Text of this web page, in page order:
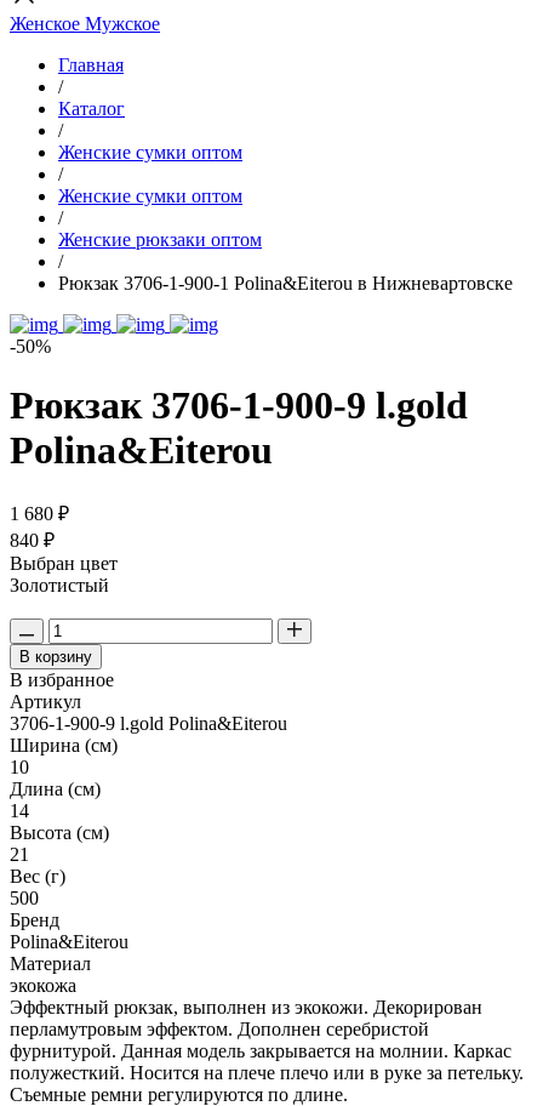
Женское Мужское
Главная
/
Каталог
/
Женские сумки оптом
/
Женские сумки оптом
/
Женские рюкзаки оптом
/
Рюкзак 3706-1-900-1 Polina&Eiterou в Нижневартовске
-50%
Рюкзак 3706-1-900-9 l.gold
Polina&Eiterou
1 680 ₽
840 ₽
Выбран цвет
Золотистый
В корзину
В избранное
Артикул
3706-1-900-9 l.gold Polina&Eiterou
Ширина (см)
10
Длина (см)
14
Высота (см)
21
Вес (г)
500
Бренд
Polina&Eiterou
Материал
экокожа
Эффектный рюкзак, выполнен из экокожи. Декорирован
перламутровым эффектом. Дополнен серебристой
фурнитурой. Данная модель закрывается на молнии. Каркас
полужесткий. Носится на плече плечо или в руке за петельку.
Съемные ремни регулируются по длине.